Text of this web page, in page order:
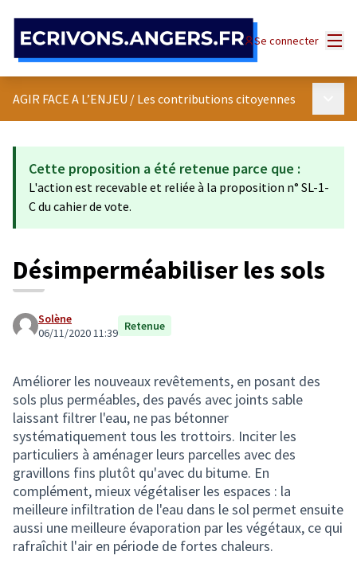
Se connecter
AGIR FACE A L’ENJEU / Les contributions citoyennes
Cette proposition a été retenue parce que :
L'action est recevable et reliée à la proposition n° SL-1-
C du cahier de vote.
Désimperméabiliser les sols
Solène
06/11/2020 11:39 Retenue
Améliorer les nouveaux revêtements, en posant des
sols plus perméables, des pavés avec joints sable
laissant filtrer l'eau, ne pas bétonner
systématiquement tous les trottoirs. Inciter les
particuliers à aménager leurs parcelles avec des
gravillons fins plutôt qu'avec du bitume. En
complément, mieux végétaliser les espaces : la
meilleure infiltration de l'eau dans le sol permet ensuite
aussi une meilleure évaporation par les végétaux, ce qui
rafraîchit l'air en période de fortes chaleurs.